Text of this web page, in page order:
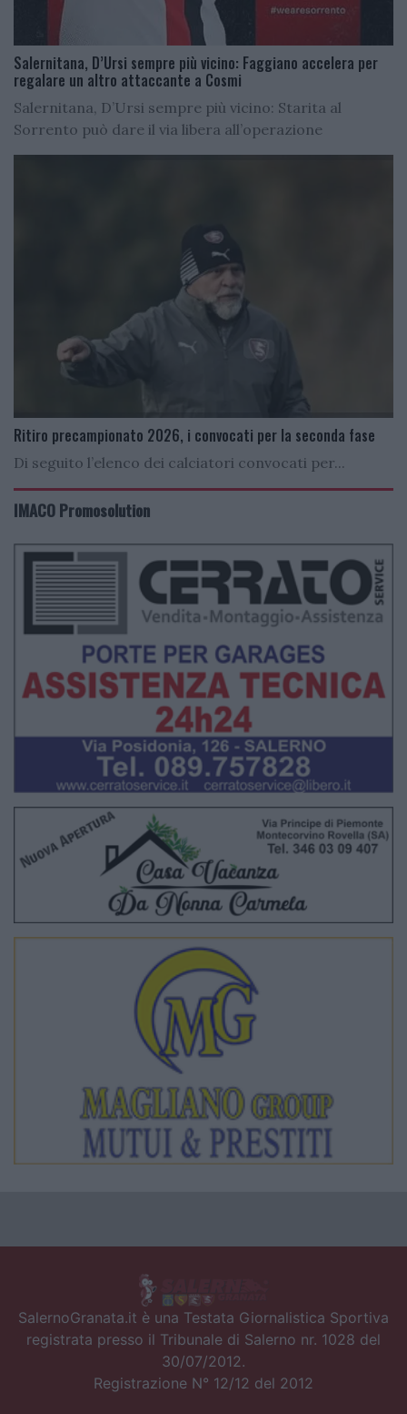
Salernitana, D’Ursi sempre più vicino: Faggiano accelera per
regalare un altro attaccante a Cosmi
Salernitana, D’Ursi sempre più vicino: Starita al
Sorrento può dare il via libera all’operazione
Ritiro precampionato 2026, i convocati per la seconda fase
Di seguito l’elenco dei calciatori convocati per...
IMACO Promosolution
SalernoGranata.it è una Testata Giornalistica Sportiva
registrata presso il Tribunale di Salerno nr. 1028 del
30/07/2012.
Registrazione N° 12/12 del 2012